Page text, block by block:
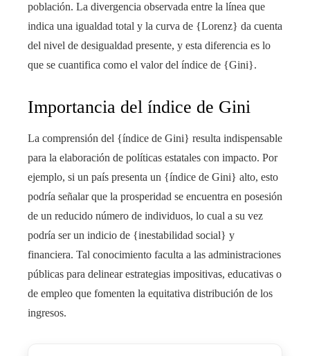
población. La divergencia observada entre la línea que
indica una igualdad total y la curva de {Lorenz} da cuenta
del nivel de desigualdad presente, y esta diferencia es lo
que se cuantifica como el valor del índice de {Gini}.
Importancia del índice de Gini
La comprensión del {índice de Gini} resulta indispensable
para la elaboración de políticas estatales con impacto. Por
ejemplo, si un país presenta un {índice de Gini} alto, esto
podría señalar que la prosperidad se encuentra en posesión
de un reducido número de individuos, lo cual a su vez
podría ser un indicio de {inestabilidad social} y
financiera. Tal conocimiento faculta a las administraciones
públicas para delinear estrategias impositivas, educativas o
de empleo que fomenten la equitativa distribución de los
ingresos.